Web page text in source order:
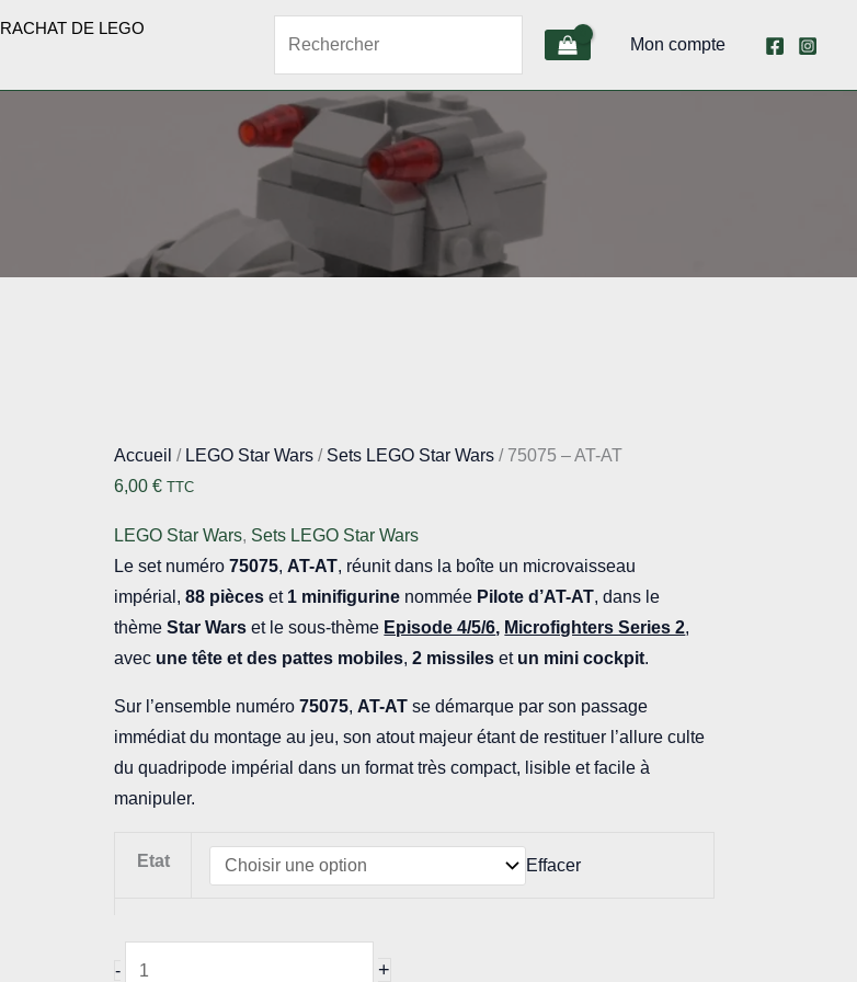
RACHAT DE LEGO
Mon compte
Accueil / LEGO Star Wars / Sets LEGO Star Wars / 75075 – AT-AT
6,00€ TTC
LEGO Star Wars, Sets LEGO Star Wars
Le set numéro75075,AT-AT, réunit dans la boîte un microvaisseau
impérial,88 pièces et 1 minifigurine nommée Pilote d’AT-AT, dans le
thèmeStar Wars et le sous-thème Episode 4/5/6, Microfighters Series 2,
avec une tête et des pattes mobiles,2 missiles et un mini cockpit.
Sur l’ensemble numéro75075,AT-AT se démarque par son passage
immédiat du montage au jeu, son atout majeur étant de restituer l’allure culte
du quadripode impérial dans un format très compact, lisible et facile à
manipuler.
Etat Effacer
- +